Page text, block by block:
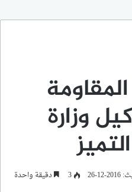
وزارة
26
3 دقيقة واحدة